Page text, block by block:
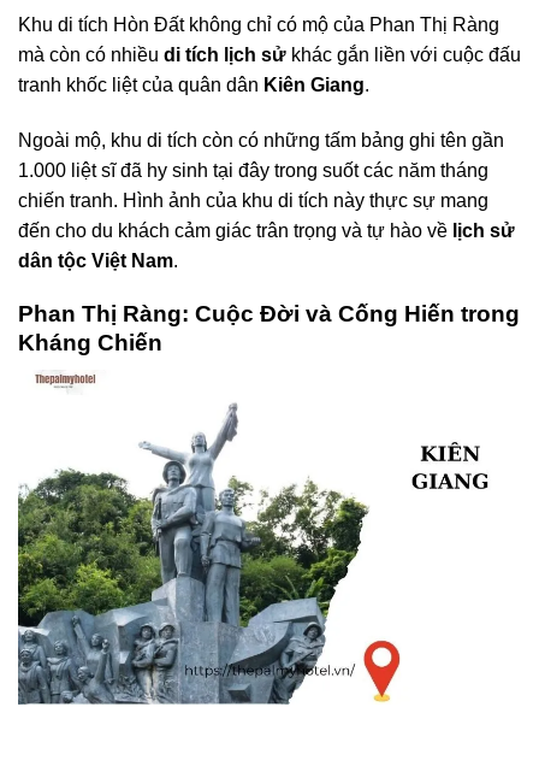
Khu di tích Hòn Đất không chỉ có mộ của Phan Thị Ràng
mà còn có nhiều di tích lịch sử khác gắn liền với cuộc đấu
tranh khốc liệt của quân dân Kiên Giang.
Ngoài mộ, khu di tích còn có những tấm bảng ghi tên gần
1.000 liệt sĩ đã hy sinh tại đây trong suốt các năm tháng
chiến tranh. Hình ảnh của khu di tích này thực sự mang
đến cho du khách cảm giác trân trọng và tự hào về lịch sử
dân tộc Việt Nam.
Phan Thị Ràng: Cuộc Đời và Cống Hiến trong
Kháng Chiến